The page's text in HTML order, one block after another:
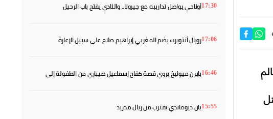
17:30أوناحي يواصل تداريبه مع جيرونا.. والنادي يفتح باب الرحيل
17:06رويال أنتويرب يضم المغربي إبراهيم صلاح على سبيل الإعارة
16:46بايرن ميونيخ يروي قصة كفاح إسماعيل صيباري من الطفولة إلى
15:55يان ديوماندي يقترب من ريال مدريد